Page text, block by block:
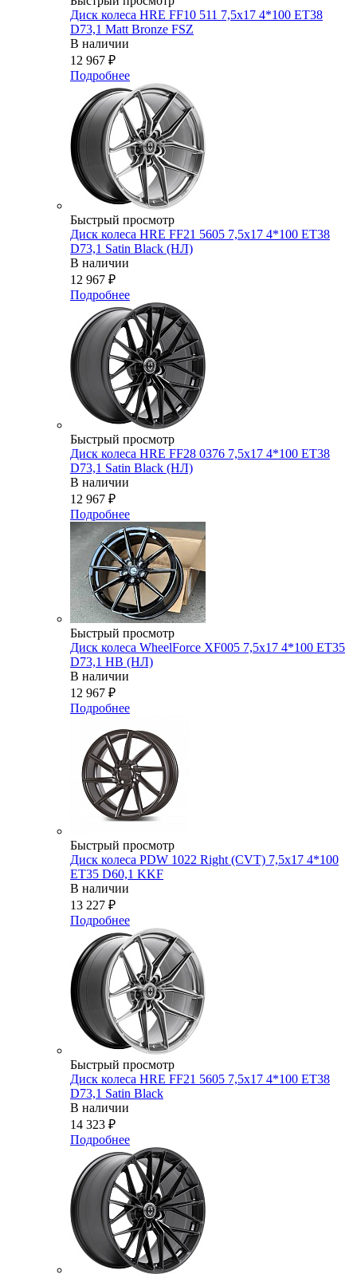
Диск колеса HRE FF10 511 7,5x17 4*100 ET38
D73,1 Matt Bronze FSZ
В наличии
12 967 ₽
Подробнее
Быстрый просмотр
Диск колеса HRE FF21 5605 7,5x17 4*100 ET38
D73,1 Satin Black (НЛ)
В наличии
12 967 ₽
Подробнее
Быстрый просмотр
Диск колеса HRE FF28 0376 7,5x17 4*100 ET38
D73,1 Satin Black (НЛ)
В наличии
12 967 ₽
Подробнее
Быстрый просмотр
Диск колеса WheelForce XF005 7,5x17 4*100 ET35
D73,1 HB (НЛ)
В наличии
12 967 ₽
Подробнее
Быстрый просмотр
Диск колеса PDW 1022 Right (CVT) 7,5x17 4*100
ET35 D60,1 KKF
В наличии
13 227 ₽
Подробнее
Быстрый просмотр
Диск колеса HRE FF21 5605 7,5x17 4*100 ET38
D73,1 Satin Black
В наличии
14 323 ₽
Подробнее